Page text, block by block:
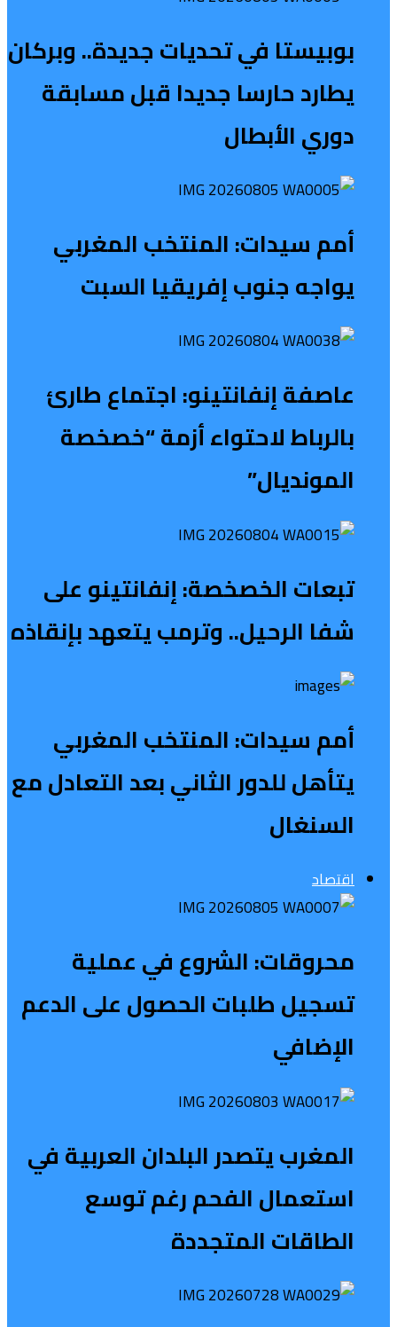
بوبيستا في تحديات جديدة.. وبركان
يطارد حارسا جديدا قبل مسابقة
دوري الأبطال
أمم سيدات: المنتخب المغربي
يواجه جنوب إفريقيا السبت
عاصفة إنفانتينو: اجتماع طارئ
بالرباط لاحتواء أزمة “خصخصة
المونديال”
تبعات الخصخصة: إنفانتينو على
شفا الرحيل.. وترمب يتعهد بإنقاذه
أمم سيدات: المنتخب المغربي
يتأهل للدور الثاني بعد التعادل مع
السنغال
اقتصاد
محروقات: الشروع في عملية
تسجيل طلبات الحصول على الدعم
الإضافي
المغرب يتصدر البلدان العربية في
استعمال الفحم رغم توسع
الطاقات المتجددة